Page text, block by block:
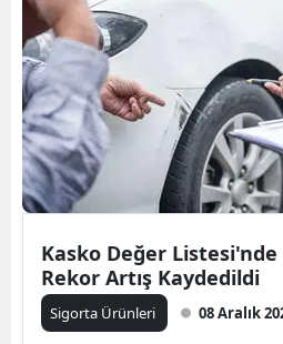
Kasko Değer
Rekor Artış Kaydedildi
Sigorta Ürünleri 08 Aralık